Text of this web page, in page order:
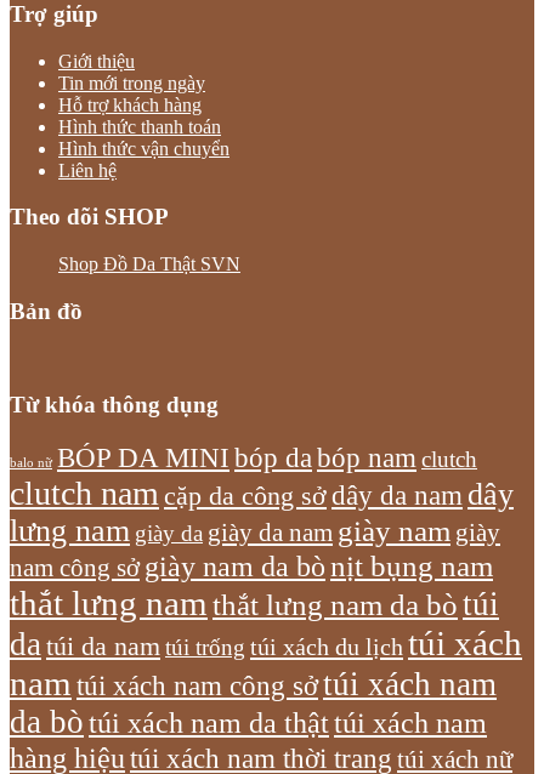
Trợ giúp
Giới thiệu
Tin mới trong ngày
Hỗ trợ khách hàng
Hình thức thanh toán
Hình thức vận chuyển
Liên hệ
Theo dõi SHOP
Shop Đồ Da Thật SVN
Bản đồ
Từ khóa thông dụng
balo nữ BÓP DA MINI bóp dabóp nam clutch
clutch nam cặp da công sởdây da nam dây
lưng nam giày da giày da nam giày nam giày
nam công sở giày nam da bònịt bụng nam
thắt lưng nam thắt lưng nam da bòtúi
datúi da namtúi trống túi xách du lịch túi xách
nam túi xách nam công sởtúi xách nam
da bòtúi xách nam da thậttúi xách nam
hàng hiệu túi xách nam thời trang túi xách nữ